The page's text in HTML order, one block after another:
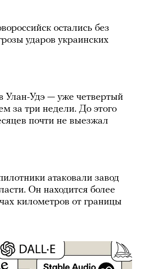
остались без
ударов украинских
Улан-Удэ — уже четвертый
за три недели. До этого
почти не выезжал
атаковали завод
Он находится более
километров от границы